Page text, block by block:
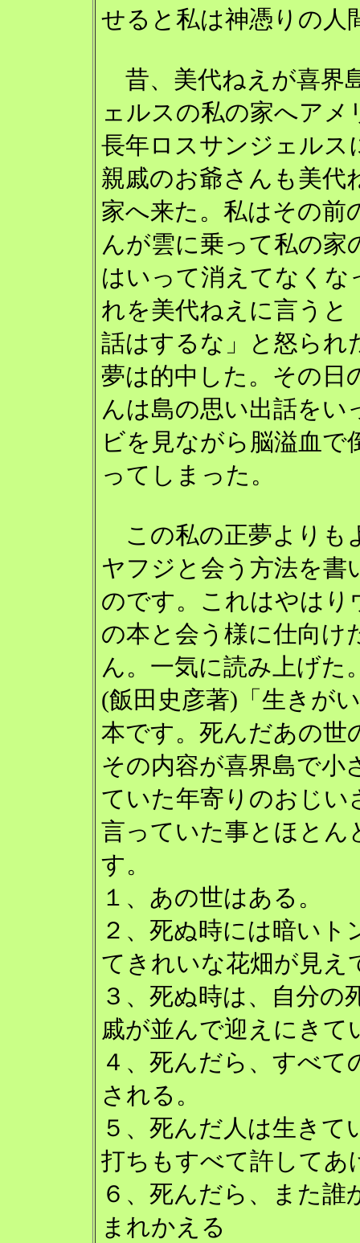
せると私は神憑りの人
昔、美代ねえが喜界
ェルスの私の家へアメ
長年ロスサンジェルス
親戚のお爺さんも美代
家へ来た。私はその前
んが雲に乗って私の家
はいって消えてなくな
れを美代ねえに言うと
話はするな」と怒られ
夢は的中した。その日
んは島の思い出話をい
ビを見ながら脳溢血で
ってしまった。
この私の正夢よりも
ヤフジと会う方法を書
のです。これはやはり
の本と会う様に仕向け
ん。一気に読み上げた
(飯田史彦著)「生きが
本です。死んだあの世
その内容が喜界島で小
ていた年寄りのおじい
言っていた事とほとん
す
１、あの世はある。
２、死ぬ時には暗いト
てきれいな花畑が見え
３、死ぬ時は、自分の
戚が並んで迎えにきて
４、死んだら、すべて
される。
５、死んだ人は生きて
打ちもすべて許してあ
６、死んだら、また誰
まれかえる